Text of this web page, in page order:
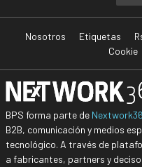
Nosotros Etiquetas
Cookie
BPS forma parte de
B2B, comunicación y medios
tecnológico. A través de
a fabricantes, partners y